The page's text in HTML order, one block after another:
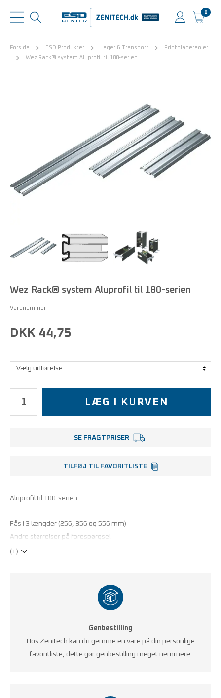
0
Forside ESD Produkter Lager & Transport
Printpladereoler
Wez Rack® system Aluprofil til 180-serien
Wez Rack® system Aluprofil til 180-serien
Varenummer:
DKK 44,75
LÆG I KURVEN
SE FRAGTPRISER
TILFØJ TIL FAVORITLISTE
Aluprofil til 100-serien.
Fås i 3 længder (256, 356 og 556 mm)
Andre størrelser på forespørgsel.
(+)
Genbestilling
Hos Zenitech kan du gemme en vare på din personlige
favoritliste, dette gør genbestilling meget nemmere.